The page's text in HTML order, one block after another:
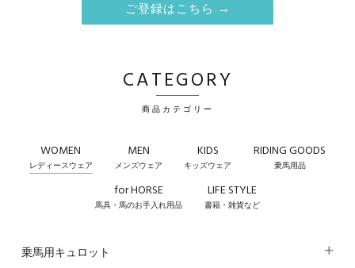
ご登録はこちら →
CATEGORY
商品カテゴリー
WOMEN
レディースウェア
MEN
メンズウェア
KIDS
キッズウェア
RIDING GOODS
乗馬用品
for HORSE
馬具・馬のお手入れ用品
LIFE STYLE
書籍・雑貨など
乗馬用キュロット